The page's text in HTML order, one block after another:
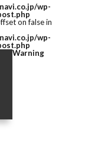
wp-
on false in
wp-
Warning